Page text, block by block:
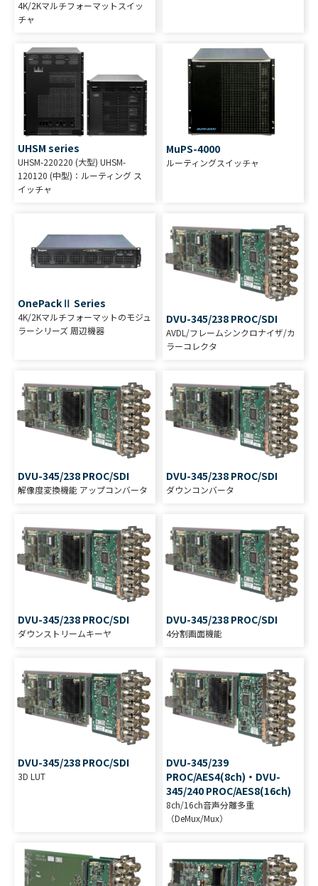
4K/2Kマルチフォーマットスイッ
チャ
UHSM series
UHSM-220220 (大型) UHSM-
120120 (中型)：ルーティング ス
イッチャ
MuPS-4000
ルーティングスイッチャ
OnePackⅡ Series
4K/2Kマルチフォーマットのモジュ
ラーシリーズ 周辺機器
DVU-345/238 PROC/SDI
AVDL/フレームシンクロナイザ/カ
ラーコレクタ
DVU-345/238 PROC/SDI
解像度変換機能 アップコンバータ
DVU-345/238 PROC/SDI
ダウンコンバータ
DVU-345/238 PROC/SDI
ダウンストリームキーヤ
DVU-345/238 PROC/SDI
4分割画面機能
DVU-345/238 PROC/SDI
3D LUT
DVU-345/239
PROC/AES4(8ch)・DVU-
345/240 PROC/AES8(16ch)
8ch/16ch音声分離多重
（DeMux/Mux）